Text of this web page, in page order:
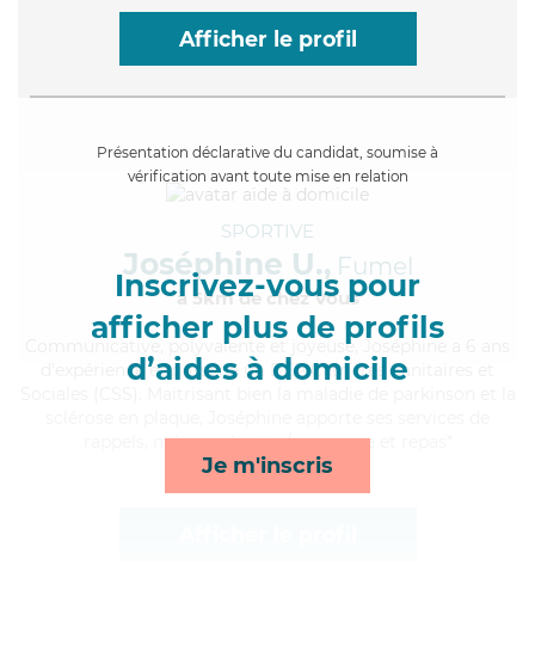
Afficher le profil
Présentation déclarative du candidat, soumise à
vérification avant toute mise en relation
Inscrivez-vous pour
afficher plus de profils
d’aides à domicile
Je m'inscris
SPORTIVE
Joséphine U., Fumel
à 5km de chez Vous
, polyvalente et joyeuse, Joséphine a 6 ans
d'expérience et possède un BEP Carrières Sanitaires et
rappels, ménage, lessive/repassage et repas*